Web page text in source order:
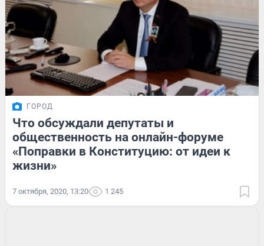
ГОРОД
Что обсуждали депутаты и
общественность на онлайн-форуме
«Поправки в Конституцию: от идеи к
жизни»
7 октября, 2020, 13:20 1 245